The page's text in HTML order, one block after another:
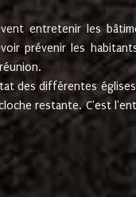
entretenir les
prévenir les
des différentes
restante. C'est